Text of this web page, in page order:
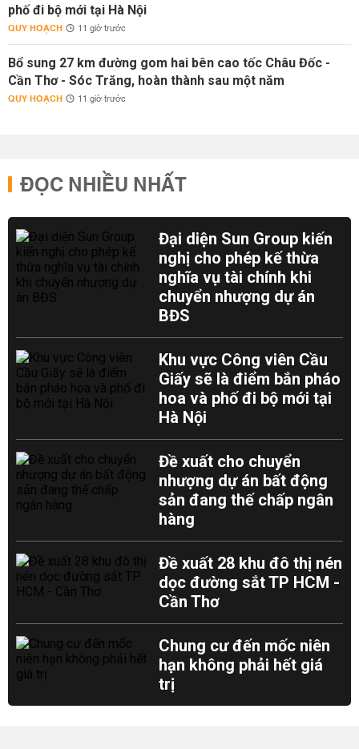
phố đi bộ mới tại Hà Nội
QUY HOẠCH 11 giờ trước
Bổ sung 27 km đường gom hai bên cao tốc Châu Đốc -
Cần Thơ - Sóc Trăng, hoàn thành sau một năm
QUY HOẠCH 11 giờ trước
ĐỌC NHIỀU NHẤT
Đại diện Sun Group kiến
nghị cho phép kế thừa
nghĩa vụ tài chính khi
chuyển nhượng dự án
BĐS
Khu vực Công viên Cầu
Giấy sẽ là điểm bắn pháo
hoa và phố đi bộ mới tại
Hà Nội
Đề xuất cho chuyển
nhượng dự án bất động
sản đang thế chấp ngân
hàng
Đề xuất 28 khu đô thị nén
dọc đường sắt TP HCM -
Cần Thơ
Chung cư đến mốc niên
hạn không phải hết giá
trị